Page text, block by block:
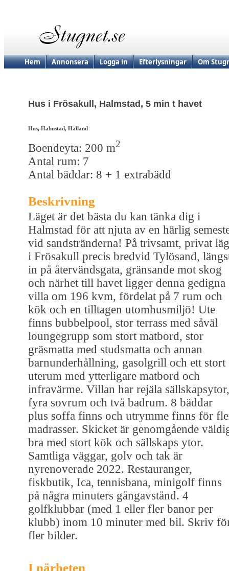
Hem Annonsera Logga in Efterlysningar Om
Hus i Frösakull, Halmstad, 5 min t havet
Hus, Halmstad, Halland
Boendeyta: 200 m2
Antal rum: 7
Antal bäddar: 8 + 1 extrabädd
Beskrivning
Läget är det bästa du kan tänka dig i
Halmstad för att njuta av en härlig
vid sandstränderna! På trivsamt, privat
i Frösakull precis bredvid Tylösand,
in på återvändsgata, gränsande mot skog
och närhet till havet ligger denna gedigna
villa om 196 kvm, fördelat på 7 rum och
kök och en tilltagen utomhusmiljö! Ute
finns bubbelpool, stor terrass med såväl
loungegrupp som stort matbord, stor
gräsmatta med studsmatta och annan
barnunderhållning, gasolgrill och ett stort
uterum med ytterligare matbord och
infravärme. Villan har rejäla sällskapsytor,
fyra sovrum och två badrum. 8 bäddar
plus soffa finns och utrymme finns för
madrasser. Skicket är genomgående
bra med stort kök och sällskaps ytor.
Samtliga väggar, golv och tak är
nyrenoverade 2022. Restauranger,
fiskbutik, Ica, tennisbana, minigolf finns
på några minuters gångavstånd. 4
golfklubbar (med 1 eller fler banor per
klubb) inom 10 minuter med bil. Skriv
fler bilder.
I närheten